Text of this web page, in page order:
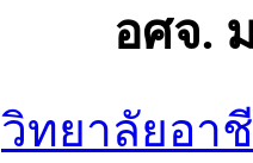
อศจ.
วิทยาลัยอา